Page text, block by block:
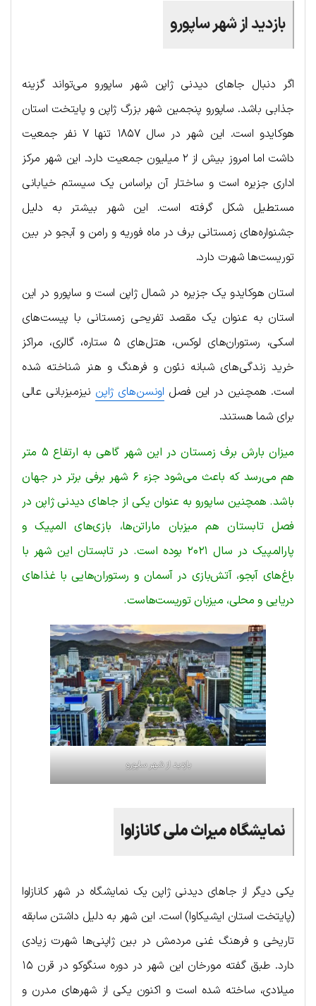
بازدید از شهر ساپورو
اگر دنبال جاهای دیدنی ژاپن شهر ساپورو می‌تواند گزینه
جذابی باشد. ساپورو پنجمین شهر بزرگ ژاپن و پایتخت استان
هوکایدو است. این شهر در سال ۱۸۵۷ تنها ۷ نفر جمعیت
داشت اما امروز بیش از ۲ میلیون جمعیت دارد. این شهر مرکز
اداری جزیره است و ساختار آن براساس یک سیستم خیابانی
مستطیل شکل گرفته است. این شهر بیشتر به دلیل
جشنواره‌های زمستانی برف در ماه فوریه و رامن و آبجو در بین
توریست‌ها شهرت دارد.
استان هوکایدو یک جزیره در شمال ژاپن است و ساپورو در این
استان به عنوان یک مقصد تفریحی زمستانی با پیست‌های
اسکی، رستوران‌های لوکس، هتل‌های ۵ ستاره، گالری، مراکز
خرید زندگی‌های شبانه نئون و فرهنگ و هنر شناخته شده
است. همچنین در این فصل اونسن‌های ژاپن نیزمیزبانی عالی
برای شما هستند.
میزان بارش برف زمستان در این شهر گاهی به ارتفاع ۵ متر
هم می‌رسد که باعث می‌شود جزء ۶ شهر برفی برتر در جهان
باشد. همچنین ساپورو به عنوان یکی از جاهای دیدنی ژاپن در
فصل تابستان هم میزبان ماراتن‌ها، بازی‌های المپیک و
پارالمپیک در سال ۲۰۲۱ بوده است. در تابستان این شهر با
باغ‌های آبجو، آتش‌بازی در آسمان و رستوران‌هایی با غذاهای
دریایی و محلی، میزبان توریست‌هاست.
بازدید از شهر ساپورو
نمایشگاهمیراثملیکانازاوا
یکی دیگر از جاهای دیدنی ژاپن یک نمایشگاه در شهر کانازاوا
(پایتخت استان ایشیکاوا) است. این شهر به دلیل داشتن سابقه
تاریخی و فرهنگ غنی مردمش در بین ژاپنی‌ها شهرت زیادی
دارد. طبق گفته مورخان این شهر در دوره سنگوکو در قرن ۱۵
میلادی، ساخته شده است و اکنون یکی از شهرهای مدرن و